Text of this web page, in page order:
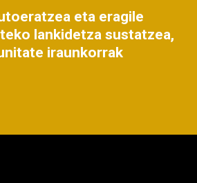
eta eragile
lankidetza sustatzea,
iraunkorrak